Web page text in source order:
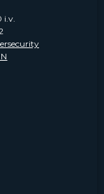
i.v.